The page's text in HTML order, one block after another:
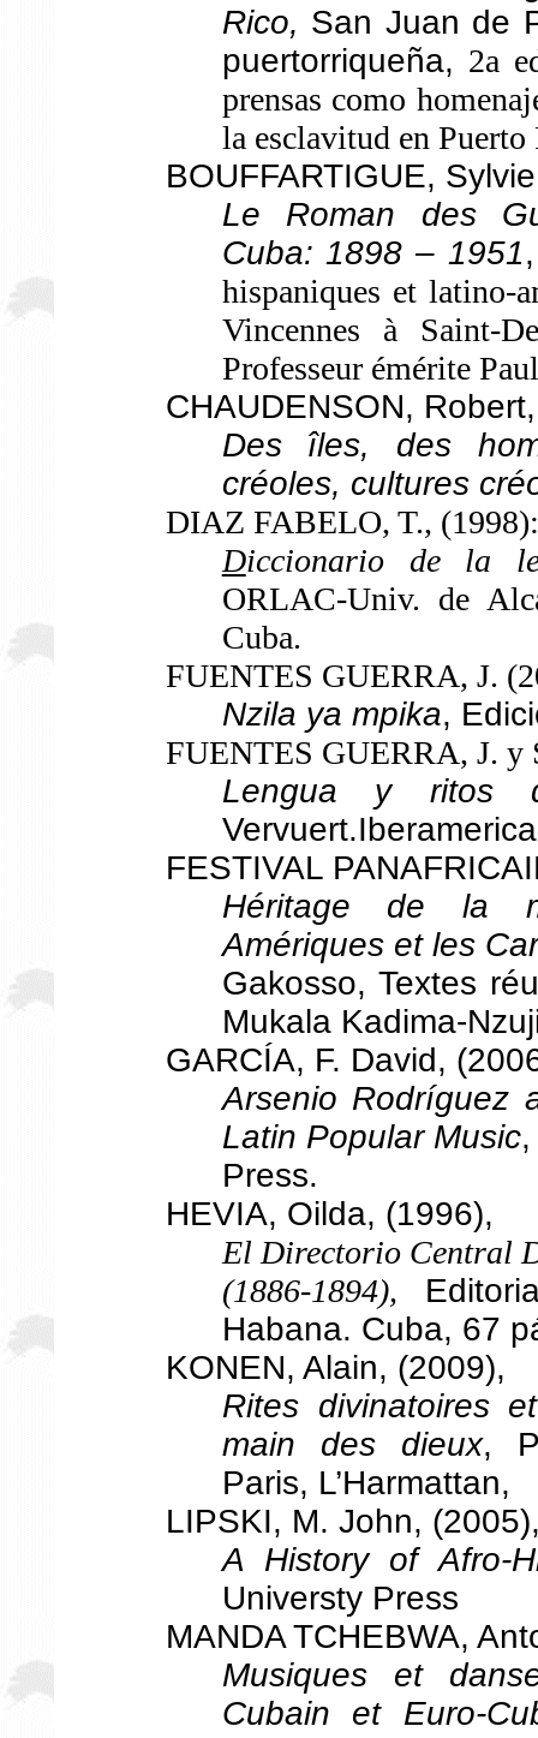
Rico, San Juan de
puertorriqueña, 2a
prensas como
la esclavitud en Puerto
BOUFFARTIGUE,
Le Roman des
Cuba: 1898 – 1951
hispaniques et latino-
Vincennes à Saint-
Professeur émérite
CHAUDENSON,
Des îles, des
créoles, cultures
DIAZ FABELO, T., (1998):
Diccionario de la
ORLAC-Univ. de
Cuba.
FUENTES GUERRA, J.
Nzila ya mpika,
FUENTES GUERRA, J. y
Lengua y ritos
FESTIVAL
Héritage de la
Amériques et les
Gakosso, Textes
Mukala Kadima-
GARCÍA, F. David,
Arsenio Rodríguez
Latin Popular Music
Press.
HEVIA, Oilda, (1996),
El Directorio Central
(1886-1894),
Habana. Cuba, 67
KONEN, Alain, (2009),
Rites divinatoires
main des dieux,
Paris, L’Harmattan,
LIPSKI, M. John,
A History of Afro-
Universty Press
MANDA TCHEBWA,
Musiques et
Cubain et Euro-